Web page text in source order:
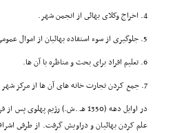
4. اخراج وکلاى بهائى از انجمن شهر.
5. جلوگیرى از سوء استفاده بهائیان از اموال عمومى.
6. تعلیم افراد براى بحث و مناظره با آن ها.
7. جمع کردن تجارت خانه هاى آن ها از مرکز شهر و اطراف مدفن سیّد یحیى.
در اوایل دهه (1350 هـ .ش.)
علم کردن بهائیان و دراویش گرفت. از طرفى